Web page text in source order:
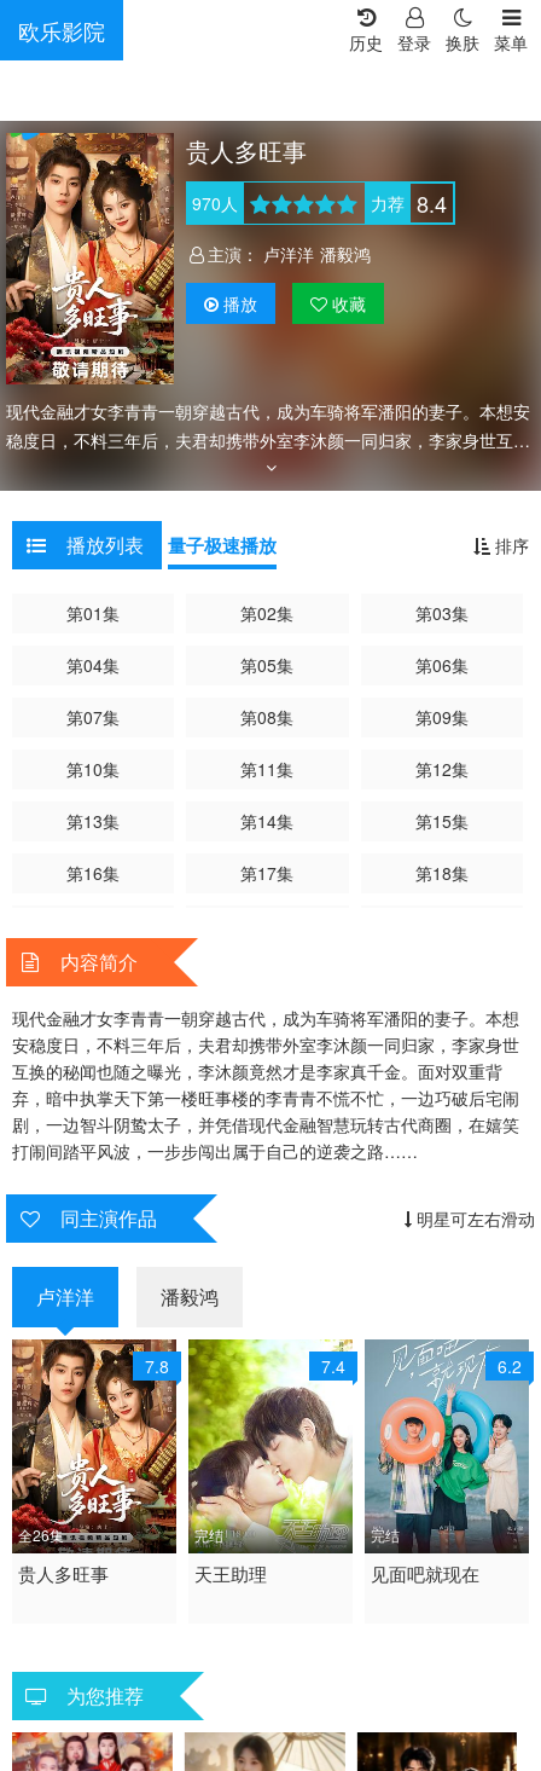
欧乐影院 菜单
换肤
登录
历史
贵人多旺事
970人 力荐 8.4
主演： 卢洋洋 潘毅鸿
播放 收藏
现代金融才女李青青一朝穿越古代，成为车骑将军潘阳的妻子。本想安
稳度日，不料三年后，夫君却携带外室李沐颜一同归家，李家身世互换
的秘闻也随之曝光，李沐颜竟然才是李家真千金。面对双重背弃，暗中
执掌天下第一楼旺事楼的李青青不慌不忙，一边巧破后宅闹剧，一边智
斗阴鸷太子，并凭借现代金融智慧玩转古代商圈，在嬉笑打闹间踏平风
波，一步步闯出属于自己的逆袭之路……
播放列表 排序
量子极速播放
第01集 第02集 第03集
第04集 第05集 第06集
第07集 第08集 第09集
第10集 第11集 第12集
第13集 第14集 第15集
第16集 第17集 第18集
第22集
第25集 第26集
内容简介
现代金融才女李青青一朝穿越古代，成为车骑将军潘阳的妻子。本想
安稳度日，不料三年后，夫君却携带外室李沐颜一同归家，李家身世
互换的秘闻也随之曝光，李沐颜竟然才是李家真千金。面对双重背
弃，暗中执掌天下第一楼旺事楼的李青青不慌不忙，一边巧破后宅闹
剧，一边智斗阴鸷太子，并凭借现代金融智慧玩转古代商圈，在嬉笑
打闹间踏平风波，一步步闯出属于自己的逆袭之路……
同主演作品 明星可左右滑动
卢洋洋 潘毅鸿
7.8
全26集
2028 / 中国大陆 /
贵人多旺事
7.4
完结
2022 / 大陆 / 国语
天王助理
6.2
完结
2022 / 大陆 / 国语
见面吧就现在
为您推荐